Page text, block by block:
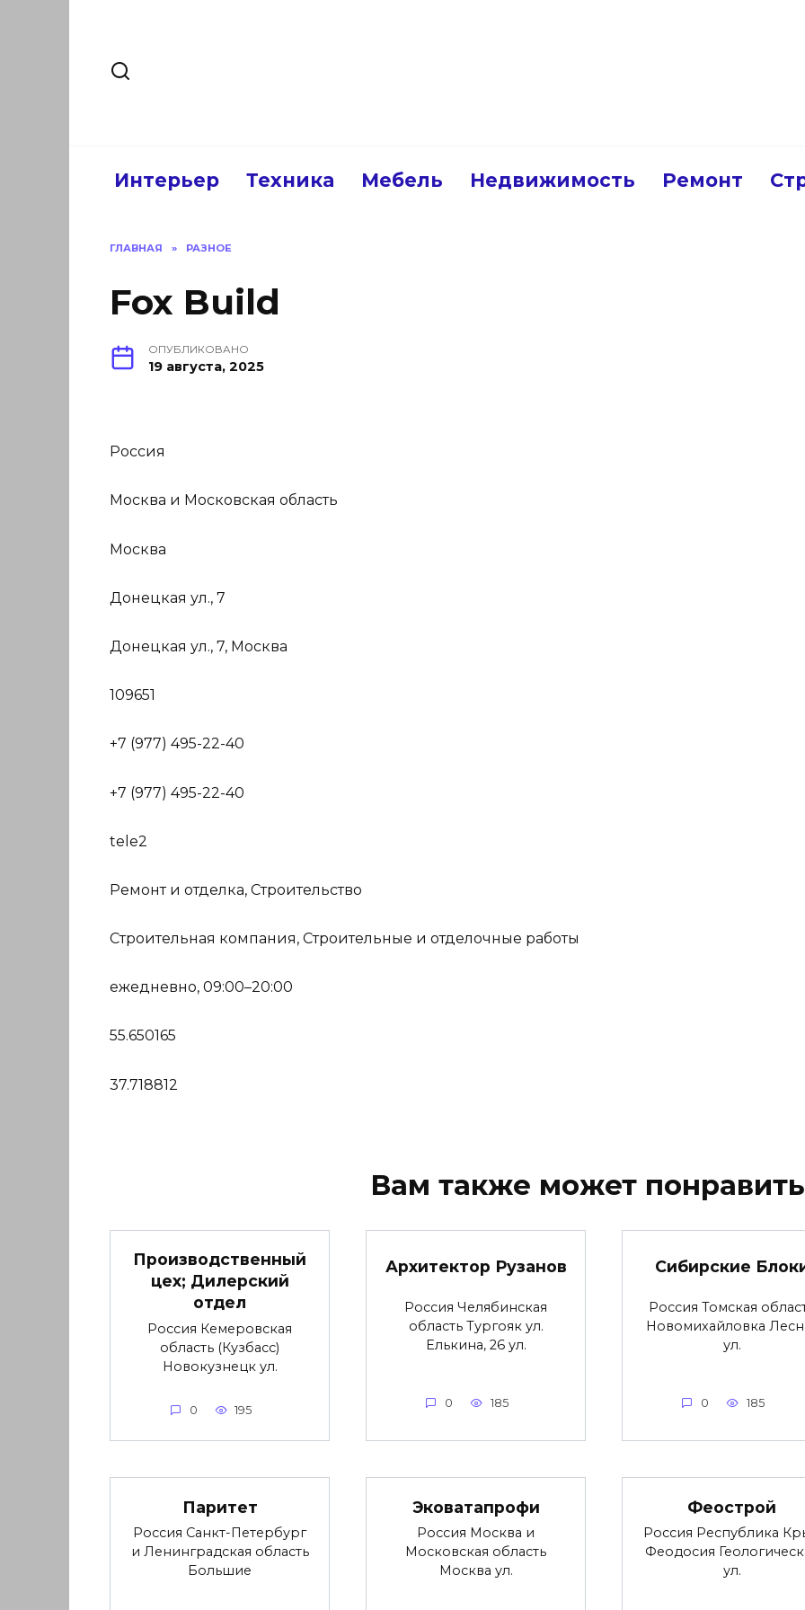
Интерьер Техника Мебель Недвижимость Ремонт
ГЛАВНАЯ » РАЗНОЕ
Fox Build
ОПУБЛИКОВАНО
19 августа, 2025
Россия
Москва и Московская область
Москва
Донецкая ул., 7
Донецкая ул., 7, Москва
109651
+7 (977) 495-22-40
+7 (977) 495-22-40
tele2
Ремонт и отделка, Строительство
Строительная компания, Строительные и отделочные работы
ежедневно, 09:00–20:00
55.650165
37.718812
Вам также может
Производственный
цех; Дилерский
отдел
Россия Кемеровская
область (Кузбасс)
Новокузнецк ул.
0 195
Архитектор Рузанов
Россия Челябинская
область Тургояк ул.
Елькина, 26 ул.
0 185
Сибирские
Россия Томская
Новомихайловка
ул.
0 185
Паритет
Россия Санкт-Петербург
и Ленинградская область
Большие
Эковатапрофи
Россия Москва и
Московская область
Москва ул.
Феострой
Россия Республика
Феодосия
ул.